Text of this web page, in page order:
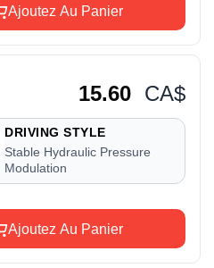
Ajoutez Au Panier
15.60 CA$
DRIVING STYLE
Stable Hydraulic Pressure
Modulation
Ajoutez Au Panier